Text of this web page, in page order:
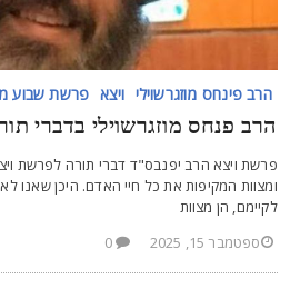
הרב פינחס מוזגרשוילי ויצא פרשת שבוע
פנחס מוזגרשוילי בדברי
ויצא הרב יפנבס"ד דברי תורה לפרשת
המקיפות את כל חיי האדם. היכן שאנו לא
הן מצוות
ספטמבר 15, 2025
0